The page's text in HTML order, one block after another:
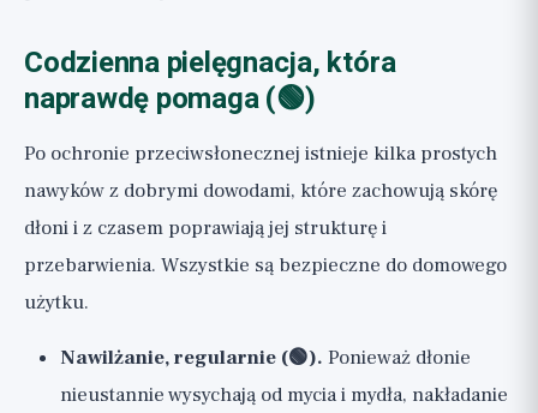
Codzienna pielęgnacja, która
naprawdę pomaga (🟢)
Po ochronie przeciwsłonecznej istnieje kilka prostych
nawyków z dobrymi dowodami, które zachowują skórę
dłoni i z czasem poprawiają jej strukturę i
przebarwienia. Wszystkie są bezpieczne do domowego
użytku.
Nawilżanie, regularnie (🟢). Ponieważ dłonie
nieustannie wysychają od mycia i mydła, nakładanie